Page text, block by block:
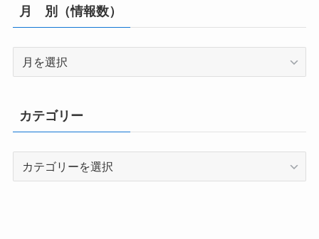
月 別（情報数）
月
数）
カテゴリー